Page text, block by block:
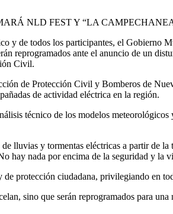
NLD FEST Y “LA
y de todos los participantes, el
reprogramados ante el anuncio de un
Civil.
de Protección Civil y Bomberos de
de actividad eléctrica en la región.
técnico de los modelos meteorológicos
lluvias y tormentas eléctricas a partir de
hay nada por encima de la seguridad y la
protección ciudadana, privilegiando en
sino que serán reprogramados para